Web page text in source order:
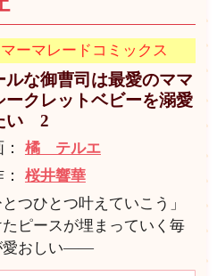
マーマレードコミックス
ルな御曹司は最愛のママ
ークレットベビーを溺愛
い 2
橘 テルエ
桜井響華
とつひとつ叶えていこう」
たピースが埋まっていく毎
愛おしい――